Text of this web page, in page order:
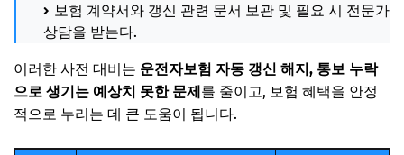
보험 계약서와 갱신 관련 문서 보관 및 필요 시 전문가
상담을 받는다.
이러한 사전 대비는 운전자보험 자동 갱신 해지, 통보 누락
으로 생기는 예상치 못한 문제를 줄이고, 보험 혜택을 안정
적으로 누리는 데 큰 도움이 됩니다.